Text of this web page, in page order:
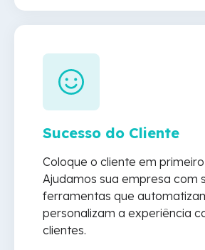
Sucesso do Cliente
Coloque o cliente em primeiro
Ajudamos sua empresa com
ferramentas que
personalizam a experiência
clientes.